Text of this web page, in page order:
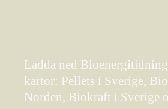
Ladda ned
kartor: Pellets i Sverige,
Norden, Biokraft i Sverige